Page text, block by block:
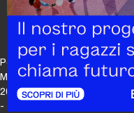
Policy
Maker
2026
-